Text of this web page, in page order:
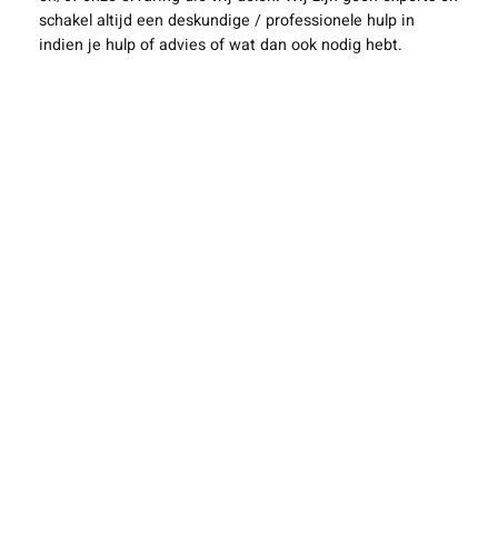
schakel altijd een deskundige / professionele hulp in
indien je hulp of advies of wat dan ook nodig hebt.